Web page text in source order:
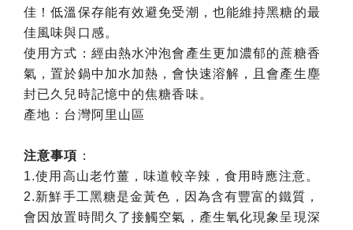
佳！低溫保存能有效避免受潮，也能維持黑糖的最
佳風味與口感。
使用方式：經由熱水沖泡會產生更加濃郁的蔗糖香
氣，置於鍋中加水加熱，會快速溶解，且會產生塵
封已久兒時記憶中的焦糖香味。
產地：台灣阿里山區
注意事項 ：
1.使用高山老竹薑，味道較辛辣，食用時應注意。
2.新鮮手工黑糖是金黃色，因為含有豐富的鐵質，
會因放置時間久了接觸空氣，產生氧化現象呈現深